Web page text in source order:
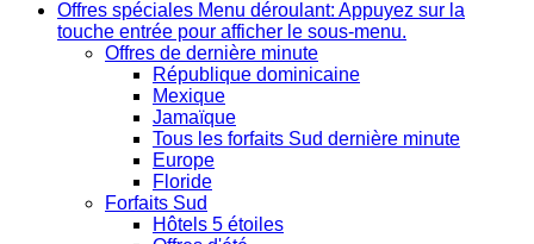
Offres spéciales Menu déroulant: Appuyez sur la
touche entrée pour afficher le sous-menu.
Offres de dernière minute
République dominicaine
Mexique
Jamaïque
Tous les forfaits Sud dernière minute
Europe
Floride
Forfaits Sud
Hôtels 5 étoiles